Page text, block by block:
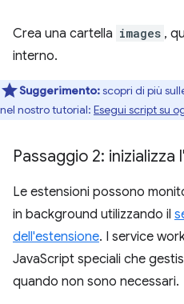
Crea una cartella images ,
interno.
Suggerimento:scopri di più
nel nostro tutorial: Esegui script su
Passaggio 2: inizializza
Le estensioni possono
in background utilizzando il
dell'estensione. I service
JavaScript speciali che
quando non sono necessari.